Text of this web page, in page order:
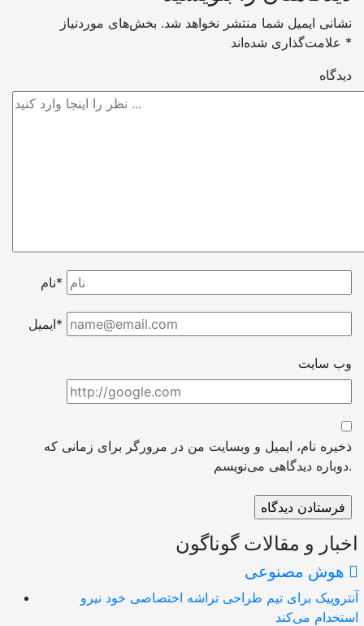
نشانی ایمیل شما منتشر نخواهد شد. بخش‌های موردنیاز
*
دیدگاه
نام*
ایمیل*
وب سایت
ذخیره نام، ایمیل و وبسایت من در مرورگر برای زمانی که
دوباره دیدگاهی می‌نویسم.
اخبار و مقالات گوناگون
آنتروپیک برای تیم طراحی تراشه اختصاصی خود نیرو
استخدام می‌کند